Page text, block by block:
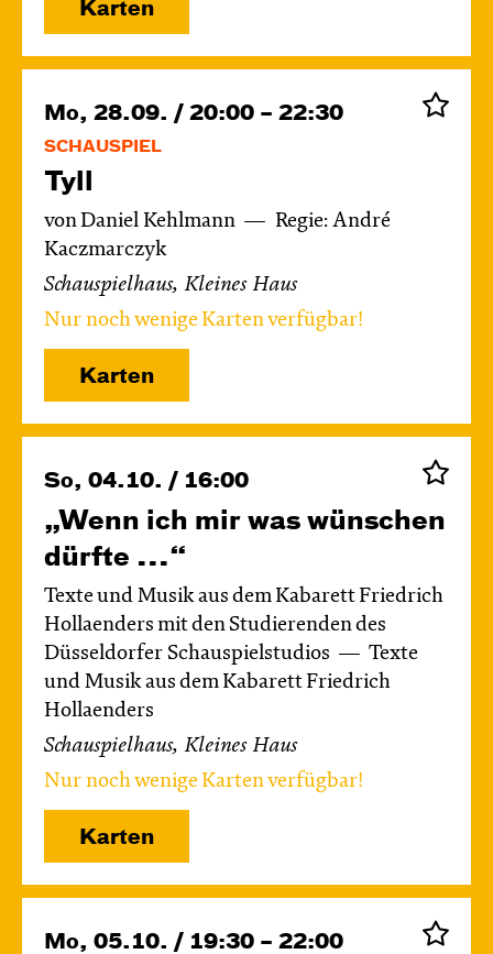
Karten
Mo, 28.09. / 20:00 – 22:30
SCHAUSPIEL
Tyll
von Daniel Kehlmann
Regie: André
Kaczmarczyk
Schauspielhaus, Kleines Haus
Nur noch wenige Karten verfügbar!
Karten
So, 04.10. / 16:00
„Wenn ich mir was wünschen
dürfte ...“
Texte und Musik aus dem Kabarett Friedrich
Hollaenders mit den Studierenden des
Düsseldorfer Schauspielstudios
Texte
und Musik aus dem Kabarett Friedrich
Hollaenders
Schauspielhaus, Kleines Haus
Nur noch wenige Karten verfügbar!
Karten
Mo, 05.10. / 19:30 – 22:00